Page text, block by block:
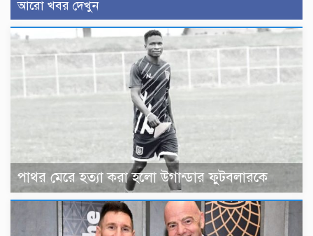
আরো খবর দেখুন
পাথর মেরে হত্যা করা হলো উগান্ডার ফুটবলারকে